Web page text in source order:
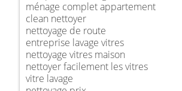
ménage complet appartement
clean nettoyer
nettoyage de route
entreprise lavage vitres
nettoyage vitres maison
nettoyer facilement les vitres
vitre lavage